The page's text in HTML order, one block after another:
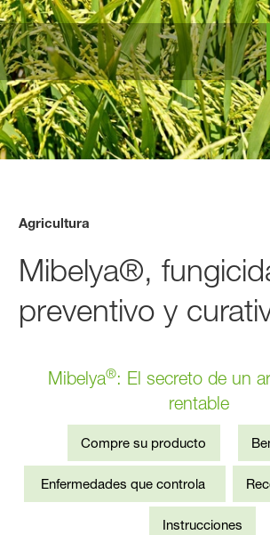
Agricultura
Mibelya®,
preventivo y
Mibelya®: El secreto de un
rentable
Compre su producto
Enfermedades que controla
Instrucciones